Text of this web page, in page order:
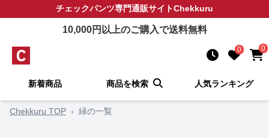
チェックパンツ専門通販サイトChekkuru
10,000円以上のご購入で送料無料
0 0
新着商品 商品を検索 人気ランキング
Chekkuru TOP › 緑の一覧